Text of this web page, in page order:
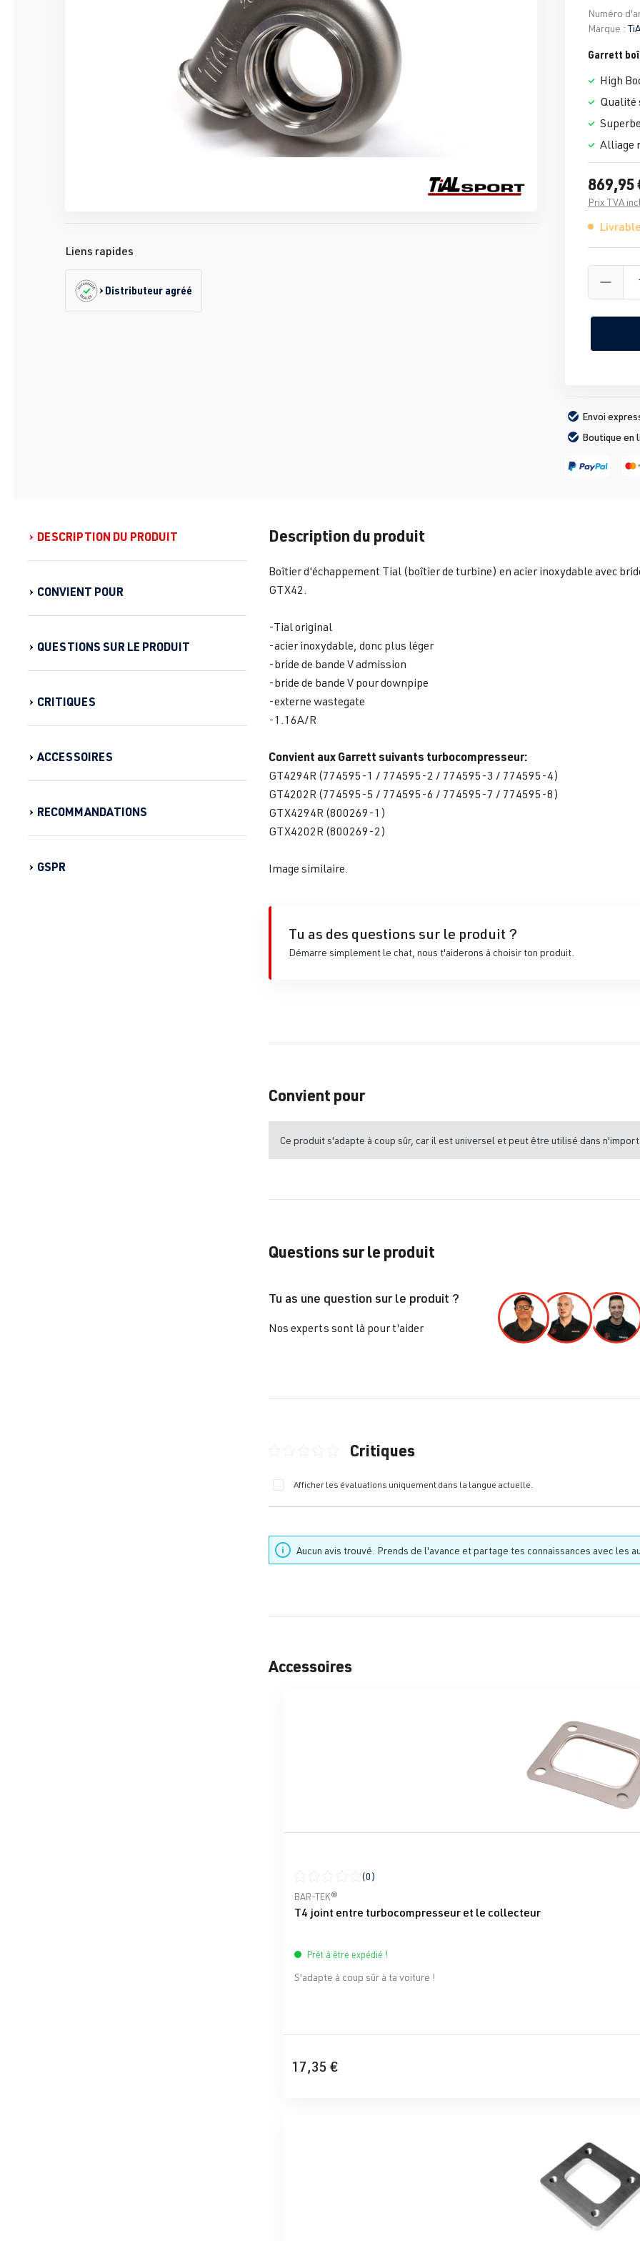
Liens rapides
Distributeur agréé
Numéro
Marque :
Garrett
High
Qualité
Alliage
869,95
Prix TVA
Envoi
Boutique en
DESCRIPTION DU PRODUIT
CONVIENT POUR
QUESTIONS SUR LE PRODUIT
CRITIQUES
ACCESSOIRES
RECOMMANDATIONS
GSPR
Description du produit
Boîtier d'échappement Tial (boîtier de turbine) en acier inoxydable avec
GTX42.
-Tial original
-acier inoxydable, donc plus léger
-bride de bande V admission
-bride de bande V pour downpipe
-externe wastegate
-1.16A/R
Convient aux Garrett suivants turbocompresseur:
GT4294R (774595-1 / 774595-2 / 774595-3 / 774595-4)
GT4202R (774595-5 / 774595-6 / 774595-7 / 774595-8)
GTX4294R (800269-1)
GTX4202R (800269-2)
Image similaire.
Tu as des questions sur le produit ?
Démarre simplement le chat, nous t'aiderons à choisir ton produit.
Convient pour
Ce produit s'adapte à coup sûr, car il est universel et peut être utilisé dans
Questions sur le produit
Tu as une question sur le produit ?
Nos experts sont là pour t'aider
Critiques
Afficher les évaluations uniquement dans la langue actuelle.
Aucun avis trouvé. Prends de l'avance et partage tes connaissances avec les
Ignorer la galerie de produits
Accessoires
Note moyenne de 0 sur 5 étoiles
(0)
BAR-TEK®
T4 joint entre turbocompresseur et le collecteur
Prêt à être expédié !
S'adapte à coup sûr à ta voiture !
17,35 €